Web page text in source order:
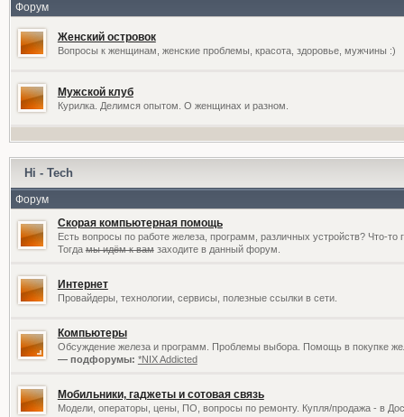
Форум
Женский островок
Вопросы к женщинам, женские проблемы, красота, здоровье, мужчины :)
Мужской клуб
Курилка. Делимся опытом. О женщинах и разном.
Hi - Tech
Форум
Скорая компьютерная помощь
Есть вопросы по работе железа, программ, различных устройств? Что-то
Тогдамы идём к вамзаходите в данный форум.
Интернет
Провайдеры, технологии, сервисы, полезные ссылки в сети.
Компьютеры
Обсуждение железа и программ. Проблемы выбора. Помощь в покупке
— подфорумы: *NIX Addicted
Мобильники, гаджеты и сотовая связь
Модели, операторы, цены, ПО, вопросы по ремонту. Купля/продажа - в